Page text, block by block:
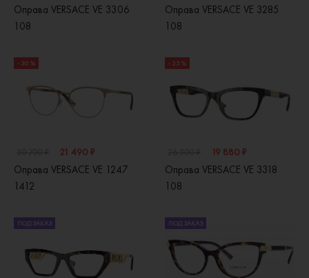
Оправа VERSACE VE 3306
108
Оправа VERSACE VE 3285
108
- 30 %
21 490 ₽
Оправа VERSACE VE 1247
1412
- 25 %
19 880 ₽
Оправа VERSACE VE 3318
108
ПОД ЗАКАЗ ПОД ЗАКАЗ